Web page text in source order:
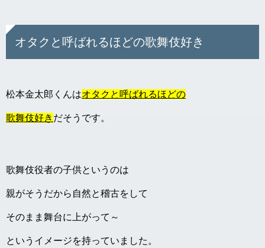
オタクと呼ばれるほどの歌舞伎好き
松本金太郎くんはオタクと呼ばれるほどの
歌舞伎好き だそうです。
歌舞伎役者の子供というのは
親がそうだから自然と稽古をして
そのまま舞台に上がって～
というイメージを持っていました。